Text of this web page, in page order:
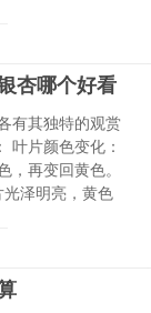
杏哪个好看
有其独特的观赏
叶片颜色变化：
，再变回黄色。
泽明亮，黄色